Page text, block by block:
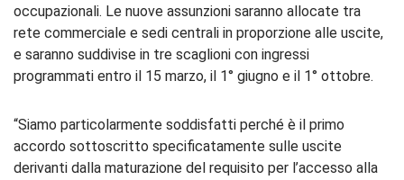
occupazionali. Le nuove assunzioni saranno allocate tra
rete commerciale e sedi centrali in proporzione alle uscite,
e saranno suddivise in tre scaglioni con ingressi
programmati entro il 15 marzo, il 1° giugno e il 1° ottobre.
“Siamo particolarmente soddisfatti perché è il primo
accordo sottoscritto specificatamente sulle uscite
derivanti dalla maturazione del requisito per l’accesso alla